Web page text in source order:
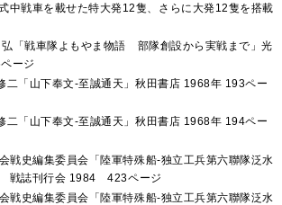
中戦車を載せた特大発12隻、さらに大発12隻を搭載
弘「戦車隊よもやま物語 部隊創設から実戦まで」光
ージ
二「山下奉文-至誠通天」秋田書店 1968年 193ペー
二「山下奉文-至誠通天」秋田書店 1968年 194ペー
戦史編集委員会「陸軍特殊船-独立工兵第六聯隊泛水
戦誌刊行会 1984 423ページ
戦史編集委員会「陸軍特殊船-独立工兵第六聯隊泛水